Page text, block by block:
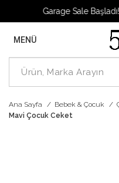
Garage Sale Başladı! 1
MENÜ
Ana Sayfa Bebek & Çocuk
Mavi Çocuk Ceket